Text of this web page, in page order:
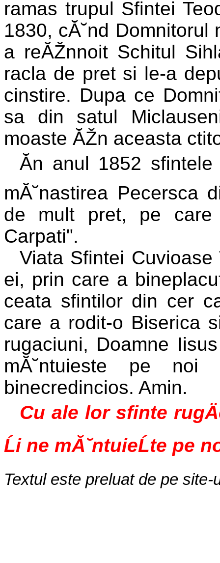
ramas trupul Sfintei
1830, cĂ˘nd
a reĂŽnnoit Schitul
racla de pret si le-a
cinstire. Dupa ce
sa din satul
moaste ĂŽn aceasta
Ăn anul 1852
mĂ˘nastirea Pecersca
de mult pret, pe care
Carpati".
Viata Sfintei
ei, prin care a
ceata sfintilor din cer
care a rodit-o Biserica
rugaciuni, Doamne
mĂ˘ntuieste pe
binecredincios. Amin.
Cu ale lor sfinte
Ĺi ne mĂ˘ntuieĹte pe
Textul este preluat de pe